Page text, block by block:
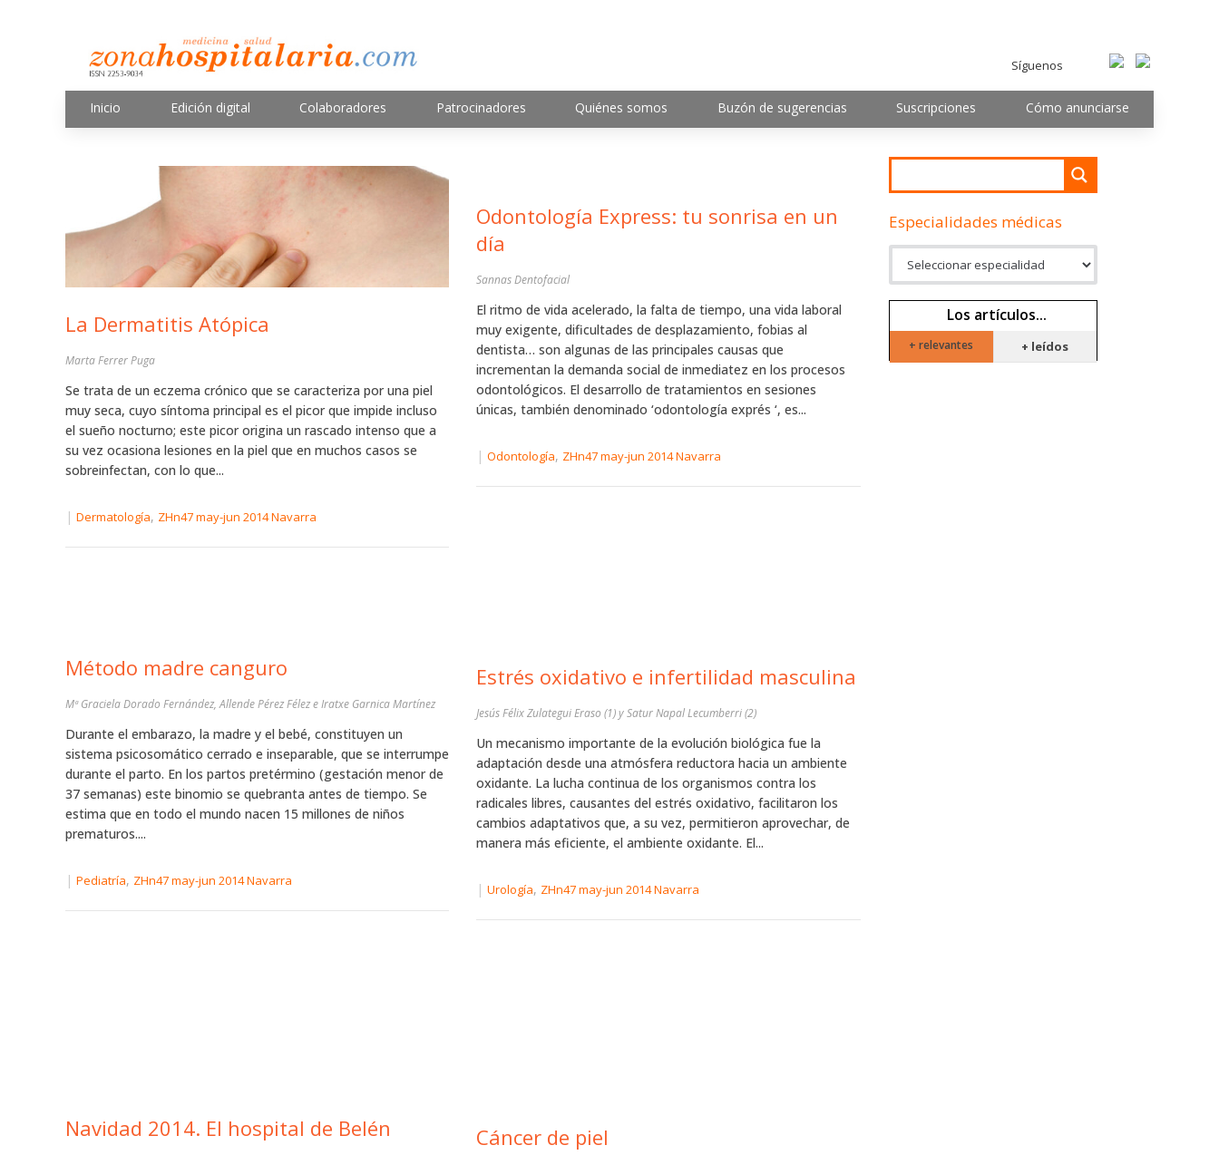
Síguenos
Inicio Edición digital Colaboradores Patrocinadores Quiénes somos Buzón de sugerencias Suscripciones Cómo anunciarse
La Dermatitis Atópica
Marta Ferrer Puga
Se trata de un eczema crónico que se caracteriza por una piel
muy seca, cuyo síntoma principal es el picor que impide incluso
el sueño nocturno; este picor origina un rascado intenso que a
su vez ocasiona lesiones en la piel que en muchos casos se
sobreinfectan, con lo que...
| Dermatología, ZHn47 may-jun 2014 Navarra
Método madre canguro
Mª Graciela Dorado Fernández, Allende Pérez Félez e Iratxe Garnica Martínez
Durante el embarazo, la madre y el bebé, constituyen un
sistema psicosomático cerrado e inseparable, que se interrumpe
durante el parto. En los partos pretérmino (gestación menor de
37 semanas) este binomio se quebranta antes de tiempo. Se
estima que en todo el mundo nacen 15 millones de niños
prematuros....
| Pediatría, ZHn47 may-jun 2014 Navarra
Navidad 2014. El hospital de Belén
Odontología Express: tu sonrisa en un
día
Sannas Dentofacial
El ritmo de vida acelerado, la falta de tiempo, una vida laboral
muy exigente, dificultades de desplazamiento, fobias al
dentista… son algunas de las principales causas que
incrementan la demanda social de inmediatez en los procesos
odontológicos. El desarrollo de tratamientos en sesiones
únicas, también denominado ‘odontología exprés ‘, es...
|Odontología, ZHn47 may-jun 2014 Navarra
Estrés oxidativo e infertilidad masculina
Jesús Félix Zulategui Eraso (1) y Satur Napal Lecumberri (2)
Un mecanismo importante de la evolución biológica fue la
adaptación desde una atmósfera reductora hacia un ambiente
oxidante. La lucha continua de los organismos contra los
radicales libres, causantes del estrés oxidativo, facilitaron los
cambios adaptativos que, a su vez, permitieron aprovechar, de
manera más eficiente, el ambiente oxidante. El...
|Urología, ZHn47 may-jun 2014 Navarra
Cáncer de piel
Especialidades médicas
Los artículos...
+ relevantes + leídos